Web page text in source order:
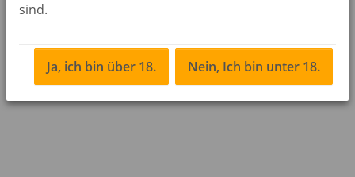
sind.
Ja, ich bin über 18. Nein, Ich bin unter 18.